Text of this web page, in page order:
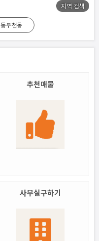
지역 검색
동두천동
추천매물
사무실구하기